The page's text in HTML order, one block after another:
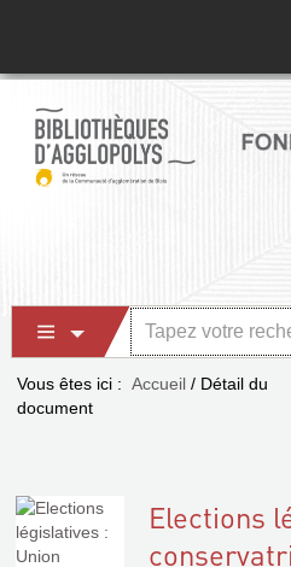
Vous êtes ici : Accueil / Détail du
document
Elections